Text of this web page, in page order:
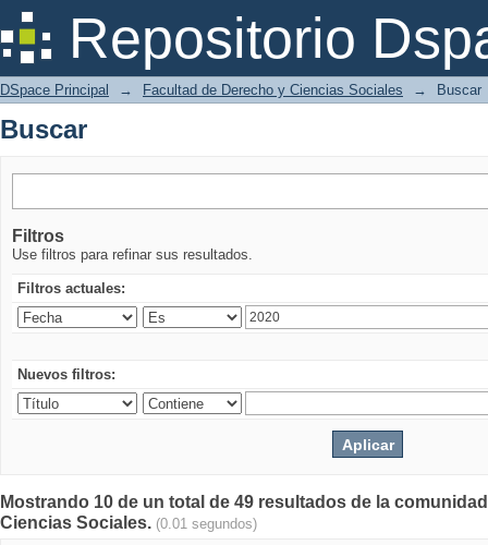
Repositorio
Buscar
DSpace Principal → Facultad de Derecho y Ciencias Sociales → Buscar
Buscar
Filtros
Use filtros para refinar sus resultados.
Filtros actuales:
Nuevos filtros:
Mostrando 10 de un total de 49 resultados de la
Ciencias Sociales. (0.01 segundos)